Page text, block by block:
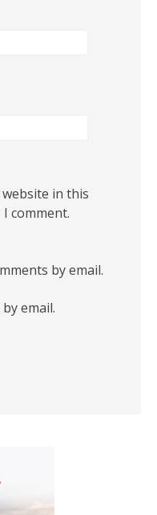
website in this
comment.
by email.
email.